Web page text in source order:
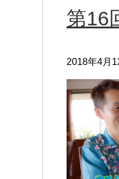
第16
2018年4月